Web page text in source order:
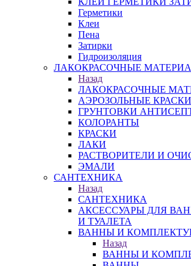
Герметики
Клеи
Пена
Затирки
Гидроизоляция
ЛАКОКРАСОЧНЫЕ
Назад
ЛАКОКРАСОЧНЫЕ
АЭРОЗОЛЬНЫЕ КРАСКИ
ГРУНТОВКИ
КОЛОРАНТЫ
КРАСКИ
ЛАКИ
РАСТВОРИТЕЛИ И
ЭМАЛИ
САНТЕХНИКА
Назад
САНТЕХНИКА
АКСЕССУАРЫ ДЛЯ
И ТУАЛЕТА
ВАННЫ И
Назад
ВАННЫ И